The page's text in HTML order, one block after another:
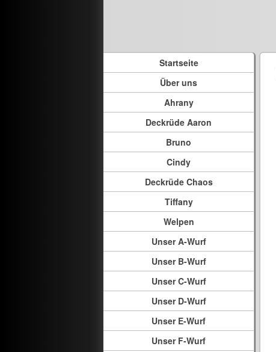
Startseite
Über uns
Ahrany
Deckrüde Aaron
Bruno
Cindy
Deckrüde Chaos
Tiffany
Welpen
Unser A-Wurf
Unser B-Wurf
Unser C-Wurf
Unser D-Wurf
Unser E-Wurf
Unser F-Wurf